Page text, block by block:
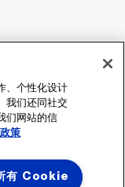
、个性化设计
我们还同社交
们网站的信
策
有 Cookie